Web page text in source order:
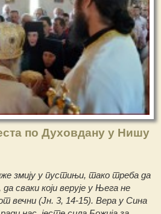
по Духовдану у Нишу
змију у пустињи, тако треба да
сваки који верује у Њега не
вечни (Јн. 3, 14-15). Вера у Сина